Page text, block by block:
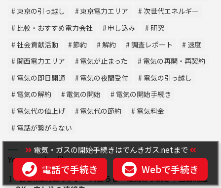
東京の引っ越し
東京電力エリア
次世代エネルギー
比較・おすすめ電力会社
申し込み
研究
社会貢献活動
節約 解約 調査レポート
速度
関西電力エリア
電気が止まった
電気の再開・再契約
電気の即日開通
電気の夜間受付
電気の引っ越し
電気の解約
電気の開始
電気の開始手続き
電気代の値上げ
電気代の節約
電気料金
電話が繋がらない
You may also like
【九州電力エリア】一人暮らし・電気の手続き｜当日開通
電気・ガスの開始手続きはでんきガス.netまで
電話で手続き Webで手続き